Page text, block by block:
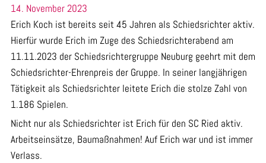
14. November 2023
Erich Koch ist bereits seit 45 Jahren als Schiedsrichter aktiv.
Hierfür wurde Erich im Zuge des Schiedsrichterabend am
11.11.2023 der Schiedsrichtergruppe Neuburg geehrt mit dem
Schiedsrichter-Ehrenpreis der Gruppe. In seiner langjährigen
Tätigkeit als Schiedsrichter leitete Erich die stolze Zahl von
1.186 Spielen.
Nicht nur als Schiedsrichter ist Erich für den SC Ried aktiv.
Arbeitseinsätze, Baumaßnahmen! Auf Erich war und ist immer
Verlass.